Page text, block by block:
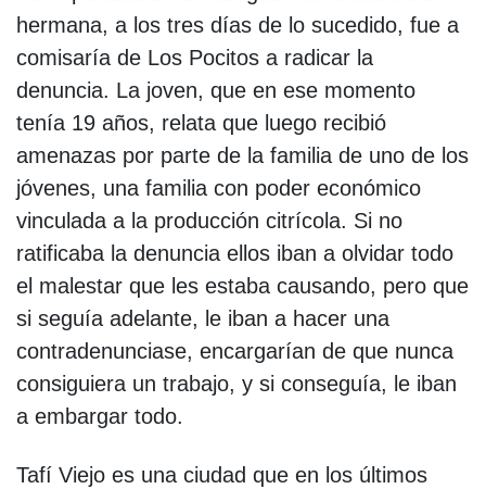
hermana, a los tres días de lo sucedido, fue a
comisaría de Los Pocitos a radicar la
denuncia. La joven, que en ese momento
tenía 19 años, relata que luego recibió
amenazas por parte de la familia de uno de los
jóvenes, una familia con poder económico
vinculada a la producción citrícola. Si no
ratificaba la denuncia ellos iban a olvidar todo
el malestar que les estaba causando, pero que
si seguía adelante, le iban a hacer una
contradenunciase, encargarían de que nunca
consiguiera un trabajo, y si conseguía, le iban
a embargar todo.
Tafí Viejo es una ciudad que en los últimos